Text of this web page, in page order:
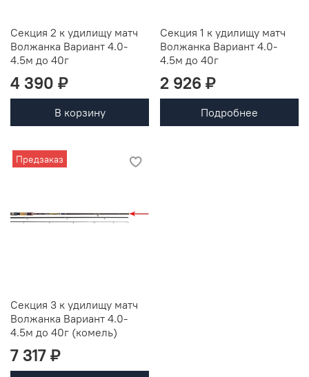
Секция 2 к удилищу матч
Волжанка Вариант 4.0-
4.5м до 40г
4 390 ₽
В корзину
Секция 1 к удилищу матч
Волжанка Вариант 4.0-
4.5м до 40г
2 926 ₽
Подробнее
Предзаказ
Секция 3 к удилищу матч
Волжанка Вариант 4.0-
4.5м до 40г (комель)
7 317 ₽